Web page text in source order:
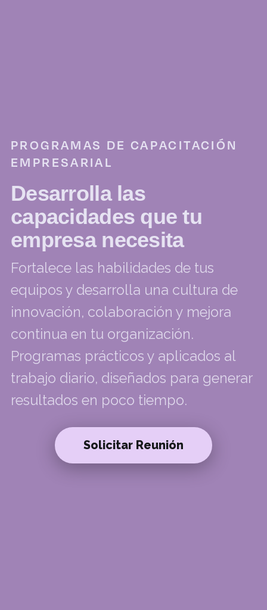
PROGRAMAS DE CAPACITACIÓN
EMPRESARIAL
Desarrolla las
capacidades que tu
empresa necesita
Fortalece las habilidades de tus
equipos y desarrolla una cultura de
innovación, colaboración y mejora
continua en tu organización.
Programas prácticos y aplicados al
trabajo diario, diseñados para generar
resultados en poco tiempo.
Solicitar Reunión